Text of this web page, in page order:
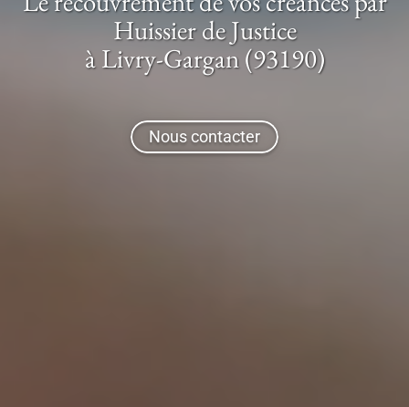
Huissier de Justice
à Livry-Gargan (93190)
Nous contacter